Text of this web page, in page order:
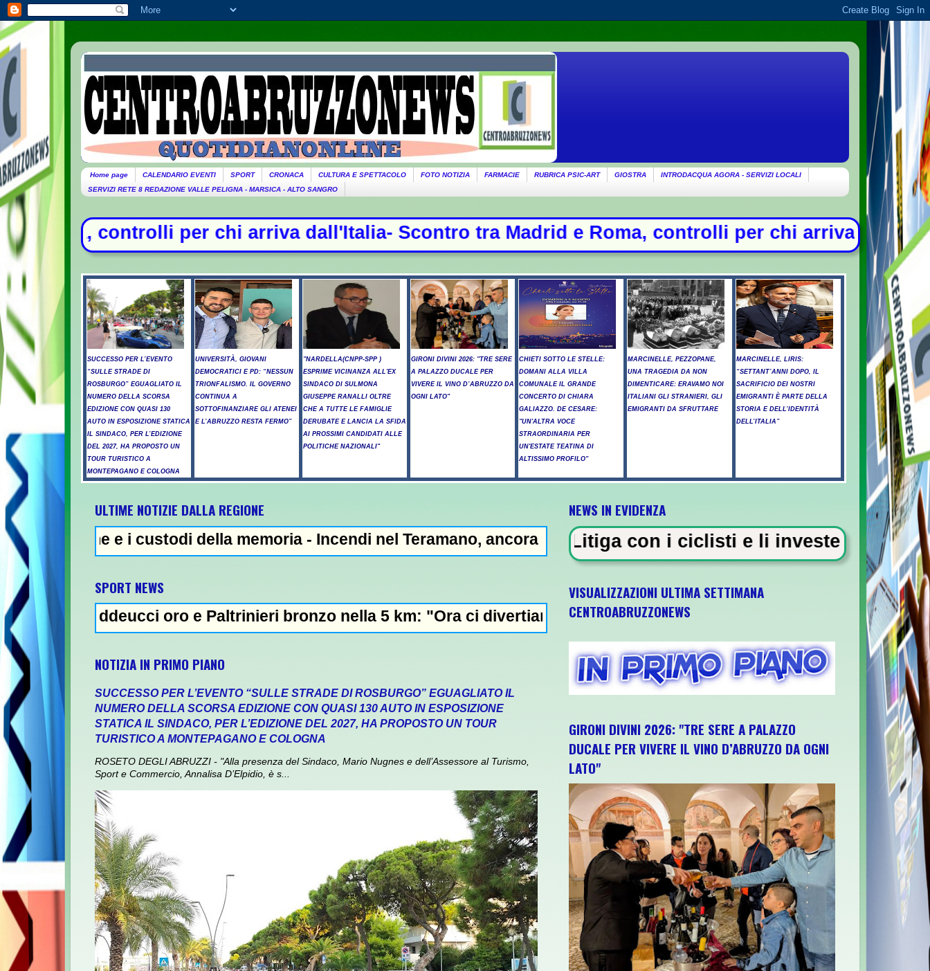
Home page CALENDARIO EVENTI SPORT CRONACA CULTURA E SPETTACOLO FOTO NOTIZIA FARMACIE RUBRICA PSIC-ART GIOSTRA
INTRODACQUA AGORA - SERVIZI LOCALI
SERVIZI RETE 8 REDAZIONE VALLE PELIGNA - MARSICA - ALTO SANGRO
per chi arriva dall'Italia- Scontro tra Madrid e Roma, controlli per chi arriva dall'Italia -
SUCCESSO PER L’EVENTO
“SULLE STRADE DI
ROSBURGO” EGUAGLIATO IL
NUMERO DELLA SCORSA
EDIZIONE CON QUASI 130
AUTO IN ESPOSIZIONE STATICA
IL SINDACO, PER L’EDIZIONE
DEL 2027, HA PROPOSTO UN
TOUR TURISTICO A
MONTEPAGANO E COLOGNA
UNIVERSITÀ, GIOVANI
DEMOCRATICI E PD: “NESSUN
TRIONFALISMO. IL GOVERNO
CONTINUA A
SOTTOFINANZIARE GLI ATENEI
E L’ABRUZZO RESTA FERMO”
"NARDELLA(CNPP-SPP )
ESPRIME VICINANZA ALL'EX
SINDACO DI SULMONA
GIUSEPPE RANALLI OLTRE
CHE A TUTTE LE FAMIGLIE
DERUBATE E LANCIA LA SFIDA
AI PROSSIMI CANDIDATI ALLE
POLITICHE NAZIONALI"
GIRONI DIVINI 2026: "TRE SERE
A PALAZZO DUCALE PER
VIVERE IL VINO D’ABRUZZO DA
OGNI LATO"
CHIETI SOTTO LE STELLE:
DOMANI ALLA VILLA
COMUNALE IL GRANDE
CONCERTO DI CHIARA
GALIAZZO. DE CESARE:
"UN'ALTRA VOCE
STRAORDINARIA PER
UN'ESTATE TEATINA DI
ALTISSIMO PROFILO"
MARCINELLE, PEZZOPANE,
UNA TRAGEDIA DA NON
DIMENTICARE: ERAVAMO NOI
ITALIANI GLI STRANIERI, GLI
EMIGRANTI DA SFRUTTARE
MARCINELLE, LIRIS:
“SETTANT’ANNI DOPO, IL
SACRIFICIO DEI NOSTRI
EMIGRANTI È PARTE DELLA
STORIA E DELL’IDENTITÀ
DELL’ITALIA”
ULTIME NOTIZIE DALLA REGIONE
e i custodi della memoria - Incendi nel Teramano, ancora elicotteri in azione -
SPORT NEWS
oro e Paltrinieri bronzo nella 5 km: "Ora ci divertiamo in staffetta"- L'Italia U21 il 5 ottobre a Pescara l'ultima gara
NOTIZIA IN PRIMO PIANO
SUCCESSO PER L’EVENTO “SULLE STRADE DI ROSBURGO” EGUAGLIATO IL
NUMERO DELLA SCORSA EDIZIONE CON QUASI 130 AUTO IN ESPOSIZIONE
STATICA IL SINDACO, PER L’EDIZIONE DEL 2027, HA PROPOSTO UN TOUR
TURISTICO A MONTEPAGANO E COLOGNA
ROSETO DEGLI ABRUZZI - "Alla presenza del Sindaco, Mario Nugnes e dell’Assessore al Turismo,
Sport e Commercio, Annalisa D’Elpidio, è s...
NEWS IN EVIDENZA
NEWS IN EVIDENZA - Litiga con i ciclisti e li investe, "chiedo perdono ai
VISUALIZZAZIONI ULTIMA SETTIMANA
CENTROABRUZZONEWS
GIRONI DIVINI 2026: "TRE SERE A PALAZZO
DUCALE PER VIVERE IL VINO D’ABRUZZO DA OGNI
LATO"